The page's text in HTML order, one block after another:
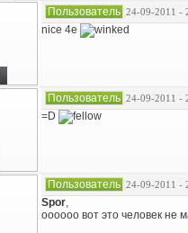
Пользователь 24-09-2011 -
nice 4e
Пользователь 24-09-2011 -
=D
Пользователь 24-09-2011 -
Spor,
оооооо вот это человек не